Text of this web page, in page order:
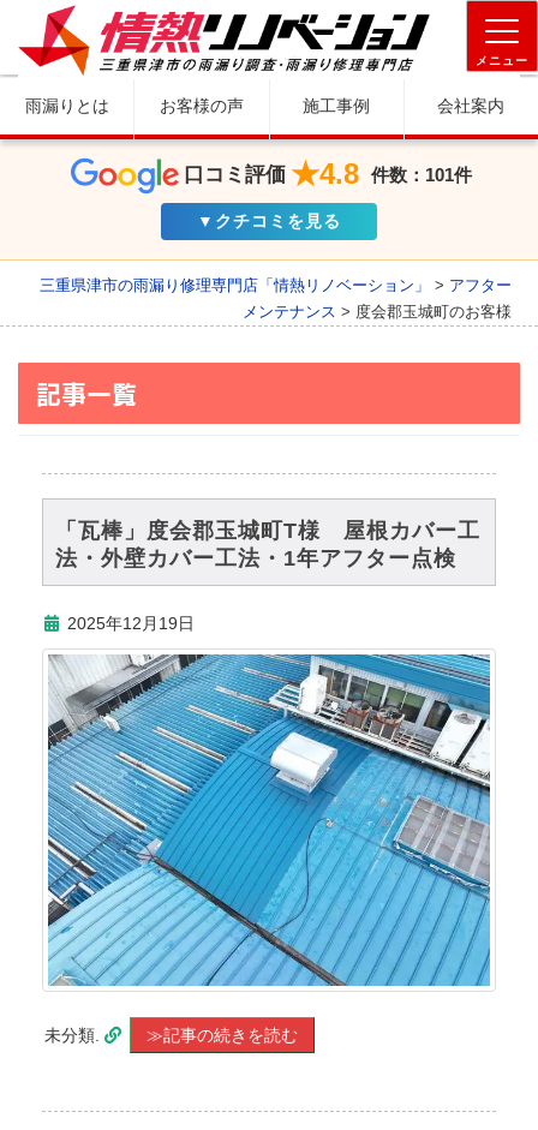
メニュー
雨漏りとは お客様の声 施工事例 会社案内
口コミ評価 ★4.8 件数：101件
▼クチコミを見る
三重県津市の雨漏り修理専門店「情熱リノベーション」 > アフター
メンテナンス > 度会郡玉城町のお客様
記事一覧
「瓦棒」度会郡玉城町T様 屋根カバー工
法・外壁カバー工法・1年アフター点検
2025年12月19日
未分類. ≫記事の続きを読む